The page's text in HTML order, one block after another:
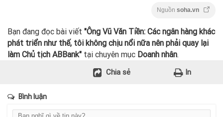
Nguồn soha.vn
Bạn đang đọc bài viết "Ông Vũ Văn Tiền: Các ngân hàng khác
phát triển như thế, tôi không chịu nổi nữa nên phải quay lại
làm Chủ tịch ABBank" tại chuyên mục Doanh nhân.
Chia sẻ In
Bình luận